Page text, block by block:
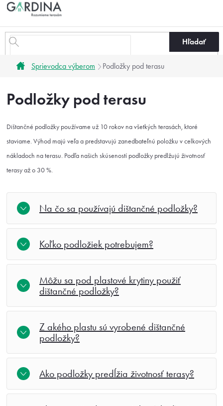
Prejsť
obsah
Hľadať
Domov
Sprievodca výberom Podložky pod terasu
Podložky pod terasu
Dištančné podložky používame už 10 rokov na všetkých terasách, ktoré
staviame. Výhod majú veľa a predstavujú zanedbateľnú položku v celkových
nákladoch na terasu. Podľa našich skúseností podložky predlžujú životnosť
terasy až o 30 %.
Na čo sa používajú dištančné podložky?
Koľko podložiek potrebujem?
Môžu sa pod plastové krytiny použiť
dištančné podložky?
Z akého plastu sú vyrobené dištančné
podložky?
Ako podložky predĺžia životnosť terasy?